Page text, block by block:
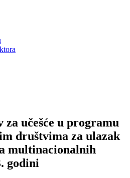
za učešće u programu
društvima za ulazak
multinacionalnih
godini